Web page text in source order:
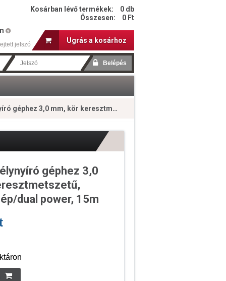
jelszó
Kosárban lévő termékek:
0 db
Összesen:
0 Ft
Ugrás a kosárhoz
mm, kör keresztmetszetű, fekete közép/dual power, 15m
géphez 3,0
dual power, 15m